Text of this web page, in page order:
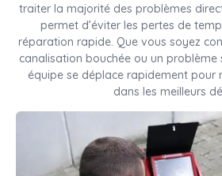
traiter la majorité des problèmes
permet d’éviter les pertes de
réparation rapide. Que vous soyez
canalisation bouchée ou un
équipe se déplace rapidement
dans les meilleurs